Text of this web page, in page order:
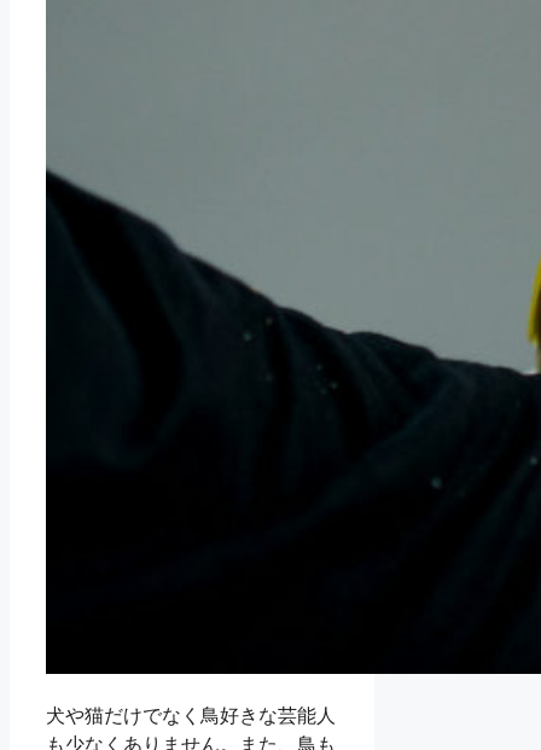
犬や猫だけでなく鳥好きな芸能人
も少なくありません。また、鳥も